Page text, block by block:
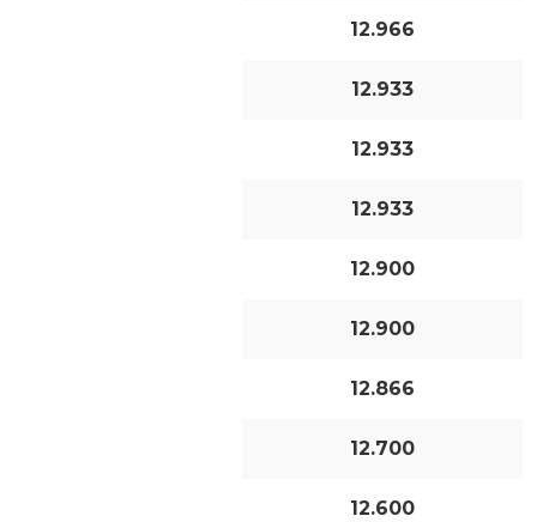
12.966
12.933
12.933
12.933
12.900
12.900
12.866
12.700
12.600